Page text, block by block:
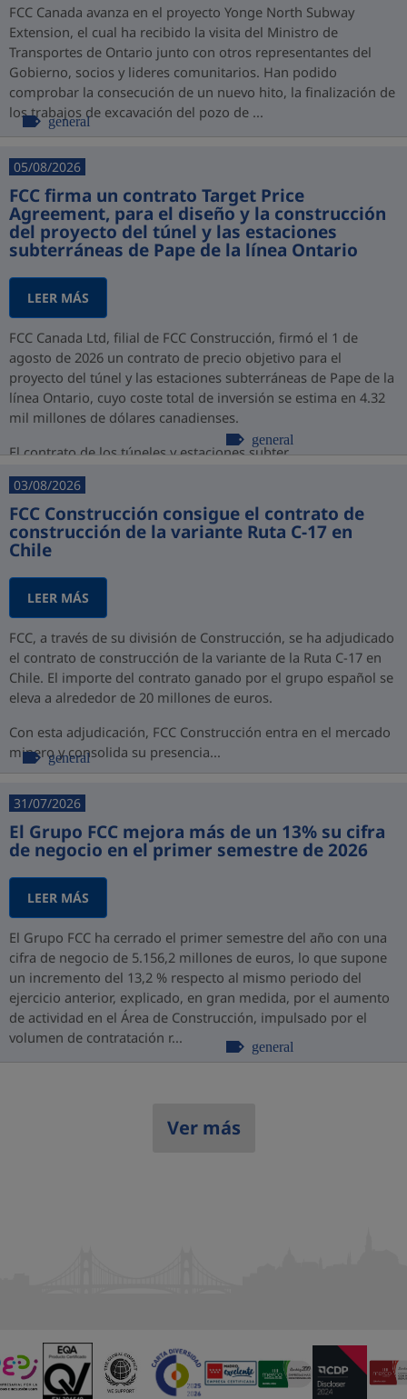
FCC Canada avanza en el proyecto Yonge North Subway
Extension, el cual ha recibido la visita del Ministro de
Transportes de Ontario junto con otros representantes del
Gobierno, socios y lideres comunitarios. Han podido
comprobar la consecución de un nuevo hito, la finalización de
los trabajos de excavación del pozo de ...
general
05/08/2026
FCC firma un contrato Target Price
Agreement, para el diseño y la construcción
del proyecto del túnel y las estaciones
subterráneas de Pape de la línea Ontario
LEER MÁS
FCC Canada Ltd, filial de FCC Construcción, firmó el 1 de
agosto de 2026 un contrato de precio objetivo para el
proyecto del túnel y las estaciones subterráneas de Pape de la
línea Ontario, cuyo coste total de inversión se estima en 4.32
mil millones de dólares canadienses.
El contrato de los túneles y estaciones subter...
general
03/08/2026
FCC Construcción consigue el contrato de
construcción de la variante Ruta C-17 en
Chile
LEER MÁS
FCC, a través de su división de Construcción, se ha adjudicado
el contrato de construcción de la variante de la Ruta C-17 en
Chile. El importe del contrato ganado por el grupo español se
eleva a alrededor de 20 millones de euros.
Con esta adjudicación, FCC Construcción entra en el mercado
minero y consolida su presencia...
general
31/07/2026
El Grupo FCC mejora más de un 13% su cifra
de negocio en el primer semestre de 2026
LEER MÁS
El Grupo FCC ha cerrado el primer semestre del año con una
cifra de negocio de 5.156,2 millones de euros, lo que supone
un incremento del 13,2 % respecto al mismo periodo del
ejercicio anterior, explicado, en gran medida, por el aumento
de actividad en el Área de Construcción, impulsado por el
volumen de contratación r...
general
Ver más